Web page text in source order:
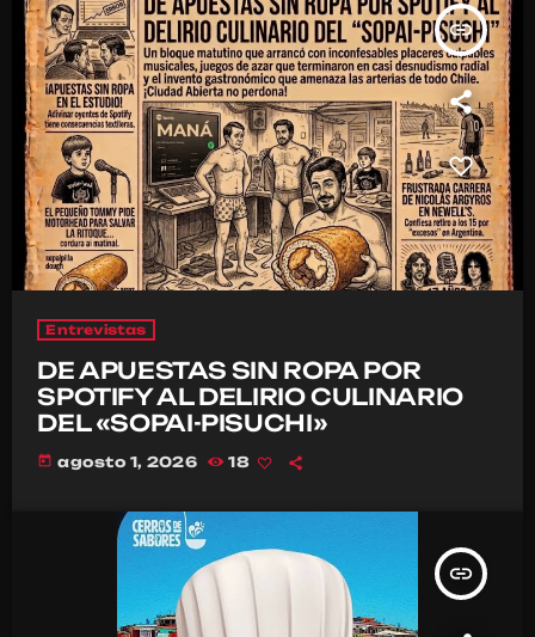
insert_link
Entrevistas
DE APUESTAS SIN ROPA POR
SPOTIFY AL DELIRIO CULINARIO
DEL «SOPAI-PISUCHI»
today agosto 1, 2026 18
insert_link